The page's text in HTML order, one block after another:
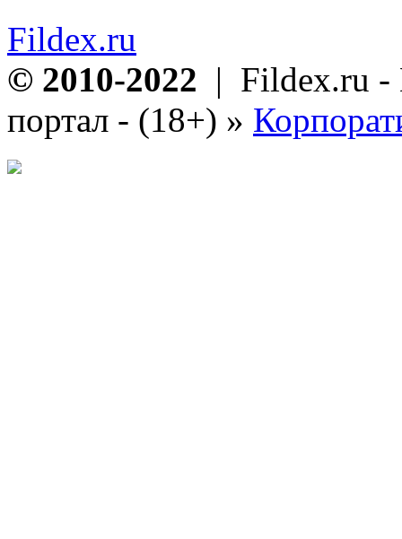
Fildex.ru
© 2010-2022 | Fildex.ru -
портал - (18+) »